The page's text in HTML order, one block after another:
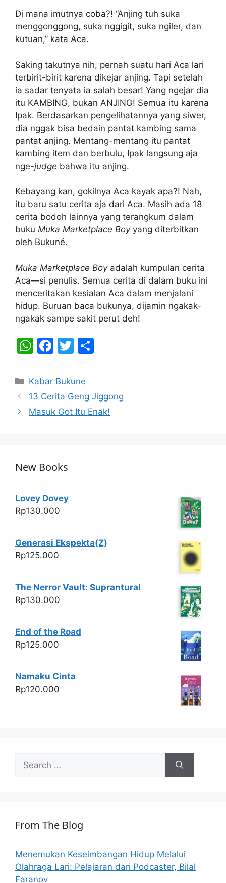
Di mana imutnya coba?! “Anjing tuh suka
menggonggong, suka nggigit, suka ngiler, dan
kutuan,” kata Aca.
Saking takutnya nih, pernah suatu hari Aca lari
terbirit-birit karena dikejar anjing. Tapi setelah
ia sadar tenyata ia salah besar! Yang ngejar dia
itu KAMBING, bukan ANJING! Semua itu karena
Ipak. Berdasarkan pengelihatannya yang siwer,
dia nggak bisa bedain pantat kambing sama
pantat anjing. Mentang-mentang itu pantat
kambing item dan berbulu, Ipak langsung aja
nge-judge bahwa itu anjing.
Kebayang kan, gokilnya Aca kayak apa?! Nah,
itu baru satu cerita aja dari Aca. Masih ada 18
cerita bodoh lainnya yang terangkum dalam
buku Muka Marketplace Boyyang diterbitkan
oleh Bukuné.
Muka Marketplace Boyadalah kumpulan cerita
Aca—si penulis. Semua cerita di dalam buku ini
menceritakan kesialan Aca dalam menjalani
hidup. Buruan baca bukunya, dijamin ngakak-
ngakak sampe sakit perut deh!
W
at
s
A
F
c
e
b
k
T
itt
er e
Categories
Kabar Bukune
13 Cerita Geng Jiggong
Masuk Got Itu Enak!
New Books
Lovey Dovey
Rp130.000
Generasi Ekspekta(Z)
Rp125.000
The Nerror Vault: Suprantural
Rp130.000
End of the Road
Rp125.000
Namaku Cinta
Rp120.000
Search
for:
From The Blog
Menemukan Keseimbangan Hidup Melalui
Olahraga Lari: Pelajaran dari Podcaster, Bilal
Faranov